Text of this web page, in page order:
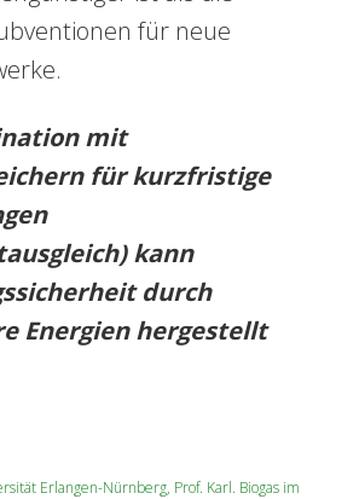
für neue
mit
für kurzfristige
kann
durch
Energien hergestellt
Erlangen-Nürnberg, Prof. Karl. Biogas im